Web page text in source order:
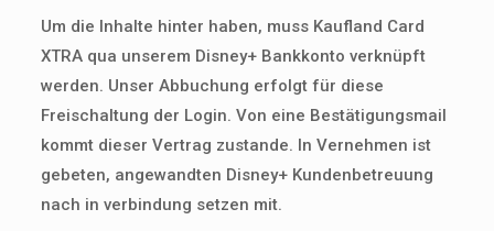
Um die Inhalte hinter haben, muss Kaufland Card
XTRA qua unserem Disney+ Bankkonto verknüpft
werden. Unser Abbuchung erfolgt für diese
Freischaltung der Login. Von eine Bestätigungsmail
kommt dieser Vertrag zustande. In Vernehmen ist
gebeten, angewandten Disney+ Kundenbetreuung
nach in verbindung setzen mit.